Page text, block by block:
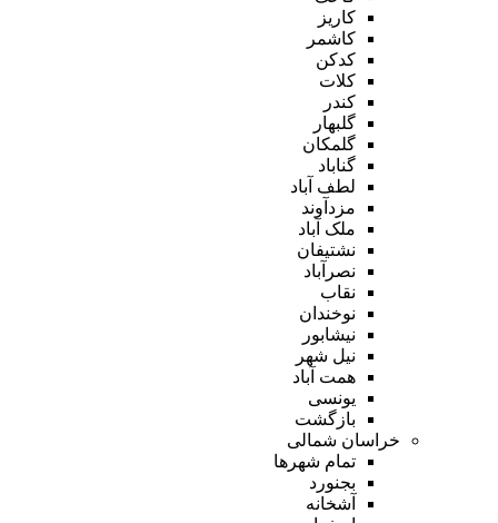
کاریز
کاشمر
کدکن
کلات
کندر
گلبهار
گلمکان
گناباد
لطف آباد
مزدآوند
ملک آباد
نشتیفان
نصرآباد
نقاب
نوخندان
نیشابور
نیل شهر
همت آباد
یونسی
بازگشت
خراسان شمالی
تمام شهر‌ها
بجنورد
آشخانه